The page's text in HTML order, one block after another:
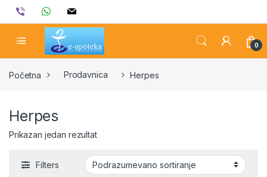
Skip to navigation
Skip to content
viber whatsappmail
0
Početna Prodavnica Herpes
Herpes
Prikazan jedan rezultat
Filters